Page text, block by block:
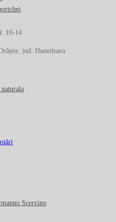
Scervino
10-14
jud. Hunedoara